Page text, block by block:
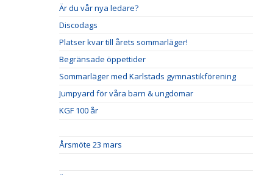
Är du vår nya ledare?
Discodags
Platser kvar till årets sommarläger!
Begränsade öppettider
Sommarläger med Karlstads gymnastikförening
Jumpyard för våra barn & ungdomar
KGF 100 år
Årsmöte 23 mars